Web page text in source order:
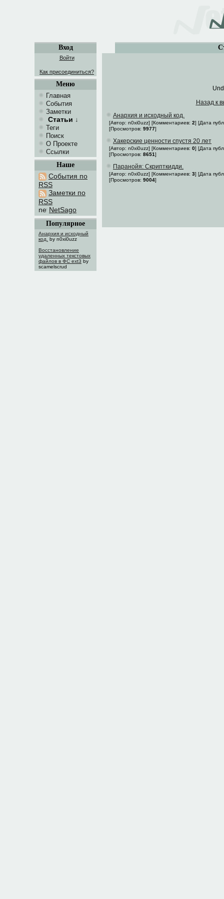
Вход
Войти
Как присоединиться?
Меню
Главная
События
Заметки
Статьи ↓
Теги
Поиск
О Проекте
Ссылки
Наше
События по
RSS
Заметки по
RSS
NetSago
Популярное
Анархия и исходный
код.
by n0xi0uzz
Восстановление
удаленных текстовых
файлов в ФС ext3 by
scamelscrud
Назад к
Анархия и исходный код.
[Автор: n0xi0uzz] [Комментариев: 2] [Дата
[Просмотров: 9977]
Хакерские ценности спустя 20 лет
[Автор: n0xi0uzz] [Комментариев: 0] [Дата
[Просмотров: 8651]
Паранойя: Скрипткидди.
[Автор: n0xi0uzz] [Комментариев: 3] [Дата
[Просмотров: 9004]